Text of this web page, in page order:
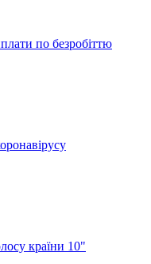
по безробіттю
країни 10"